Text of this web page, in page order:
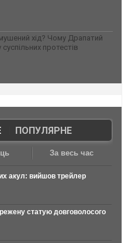
хід? Чому Драпатий
протестів
| ПОПУЛЯРНЕ
За весь час
акул: вийшов трейлер
статую довговолосого